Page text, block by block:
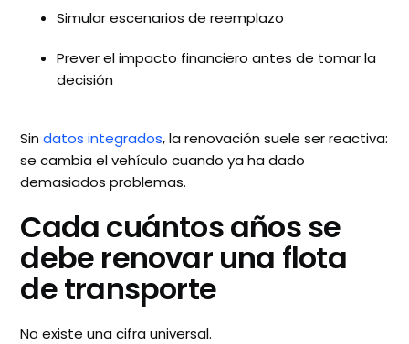
Simular escenarios de reemplazo
Prever el impacto financiero antes de tomar la
decisión
Sindatos integrados, la renovación suele ser reactiva:
se cambia el vehículo cuando ya ha dado
demasiados problemas.
Cada cuántos años se
debe renovar una flota
de transporte
No existe una cifra universal.